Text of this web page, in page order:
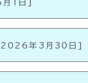
1日]
[2026年3月30日]